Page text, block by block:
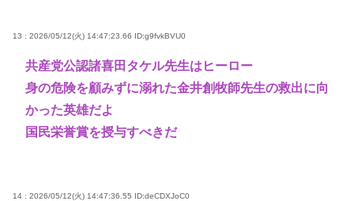
13 : 2026/05/12(火) 14:47:23.66 ID:g9fvkBVU0
共産党公認諸喜田タケル先生はヒーロー
身の危険を顧みずに溺れた金井創牧師先生の救出に向
かった英雄だよ
国民栄誉賞を授与すべきだ
14 : 2026/05/12(火) 14:47:36.55 ID:deCDXJoC0